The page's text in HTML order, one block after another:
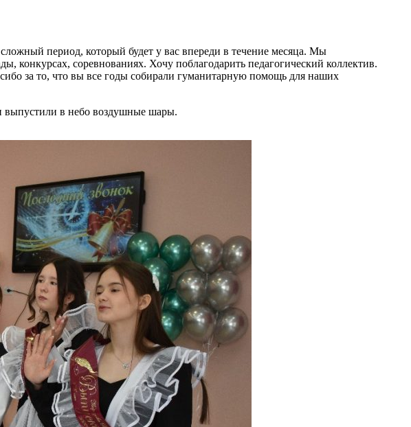
период, который будет у вас впереди в течение месяца. Мы
конкурсах, соревнованиях. Хочу поблагодарить педагогический коллектив.
за то, что вы все годы собирали гуманитарную помощь для наших
выпустили в небо воздушные шары.